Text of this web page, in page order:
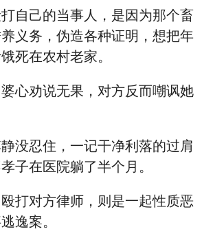
自己的当事人，是因为那个畜
义务，伪造各种证明，想把年
死在农村老家。
心劝说无果，对方反而嘲讽她
没忍住，一记干净利落的过肩
子在医院躺了半个月。
打对方律师，则是一起性质恶
逸案。